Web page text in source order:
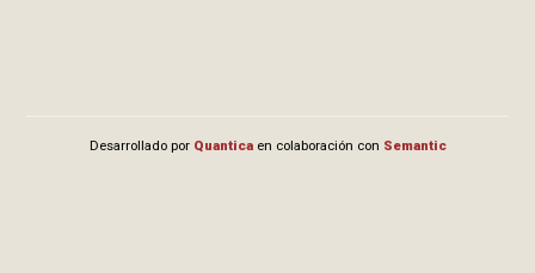
Desarrollado por Quanticaen colaboración con Semantic